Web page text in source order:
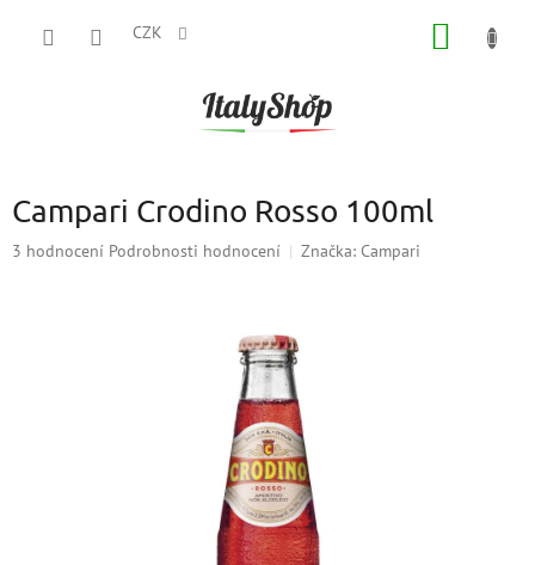
CZK
Campari Crodino Rosso 100ml
Průměrné
3 hodnocení Podrobnosti hodnocení Značka: Campari